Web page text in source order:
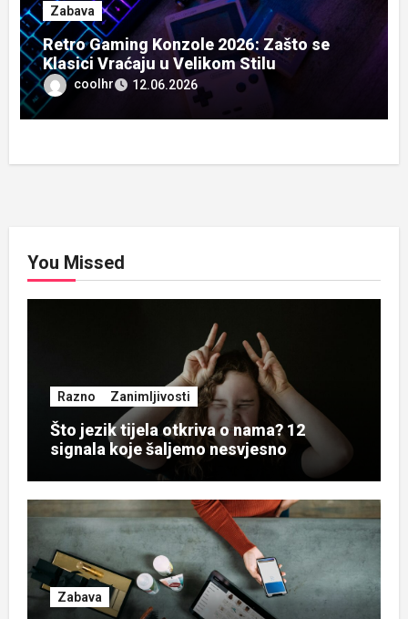
Zabava
Retro Gaming Konzole 2026: Zašto se
Klasici Vraćaju u Velikom Stilu
coolhr 12.06.2026
You Missed
Razno Zanimljivosti
Što jezik tijela otkriva o nama? 12
signala koje šaljemo nesvjesno
Zabava